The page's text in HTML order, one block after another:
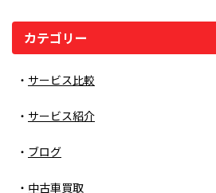
カテゴリー
サービス比較
サービス紹介
ブログ
中古車買取